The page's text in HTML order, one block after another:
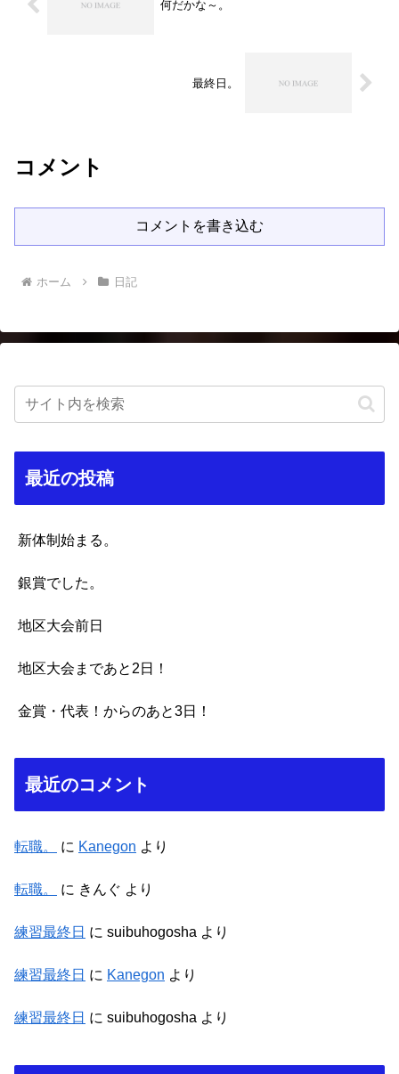
何だかな～。
最終日。
コメント
コメントを書き込む
ホーム 日記
最近の投稿
新体制始まる。
銀賞でした。
地区大会前日
地区大会まであと2日！
金賞・代表！からのあと3日！
最近のコメント
転職。 に Kanegon より
転職。 に きんぐ より
練習最終日 に suibuhogosha より
練習最終日 に Kanegon より
練習最終日 に suibuhogosha より